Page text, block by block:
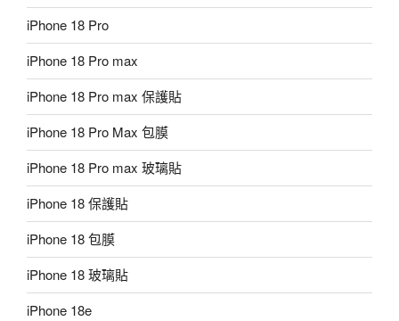
iPhone 18 Pro
iPhone 18 Pro max
iPhone 18 Pro max 保護貼
iPhone 18 Pro Max 包膜
iPhone 18 Pro max 玻璃貼
iPhone 18 保護貼
iPhone 18 包膜
iPhone 18 玻璃貼
iPhone 18e